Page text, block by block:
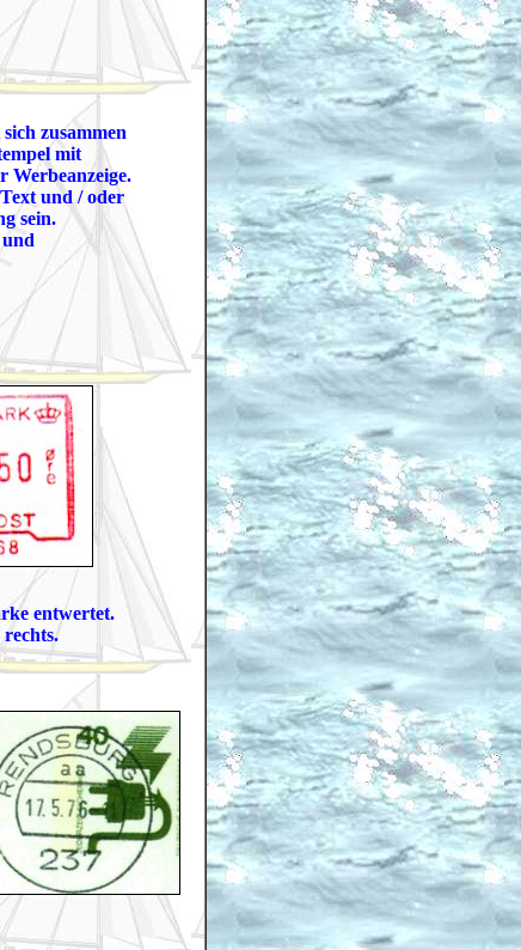
zusammen
mit
Werbeanzeige.
und / oder
sein.
entwertet.
rechts.